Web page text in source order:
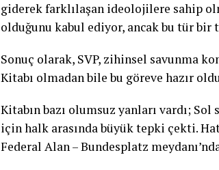
giderek farklılaşan ideolojilere sahip
olduğunu kabul ediyor, ancak bu tür bir
Sonuç olarak, SVP, zihinsel savunma
Kitabı olmadan bile bu göreve hazır
Kitabın bazı olumsuz yanları vardı;
için halk arasında büyük tepki çekti.
Federal Alan – Bundesplatz